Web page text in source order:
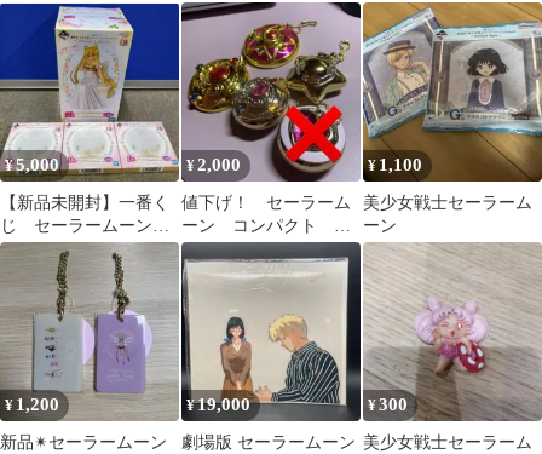
セル画
ット
¥5,000
【新品未開封】一番く
じ セーラームーン
Etarnal ラストワン賞
＆D賞 計４点
¥2,000
値下げ！ セーラーム
ーン コンパクト セ
ット
¥ 1,100
美少女戦士セーラーム
ーン
¥ 1,200
新品✴︎セーラームーン
¥19,000
劇場版 セーラームーン
¥300
美少女戦士セーラーム